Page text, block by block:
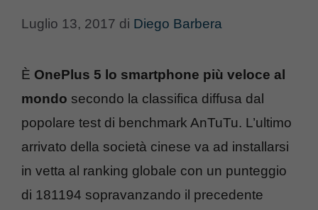
Luglio 13, 2017 di Diego Barbera
È OnePlus 5 lo smartphone più veloce al
mondo secondo la classifica diffusa dal
popolare test di benchmark AnTuTu. L’ultimo
arrivato della società cinese va ad installarsi
in vetta al ranking globale con un punteggio
di 181194 sopravanzando il precedente